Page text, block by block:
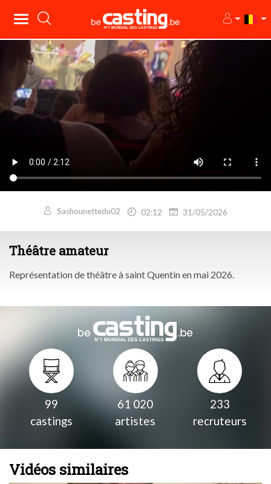
Sashounettedu02 02:12 31/05/2026
Théâtre amateur
Représentation de théâtre à saint Quentin en mai 2026.
99
castings
61 020
artistes
233
recruteurs
Vidéos similaires